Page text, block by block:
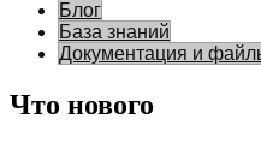
Блог
База знаний
Документация и
Что нового